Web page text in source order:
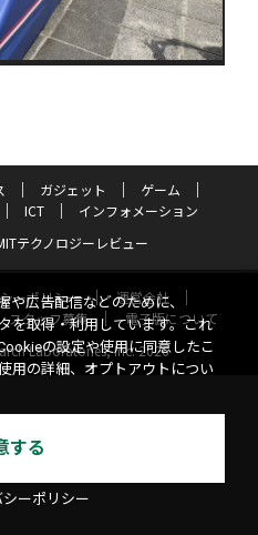
ガジェット
ゲーム
ICT
インフォメーション
テクノロジーレビュー
ーポリシー
運営会社
スタッフ募集
電子版について
Laboratories, Inc. 2026
や広告配信などのために、
を取得・利用しています。これ
の設定や使用に同意したこ
用の詳細、オプトアウトについ
する
ーポリシー